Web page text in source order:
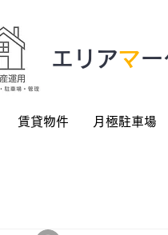
​エリアマ
賃貸物件 月極駐車場